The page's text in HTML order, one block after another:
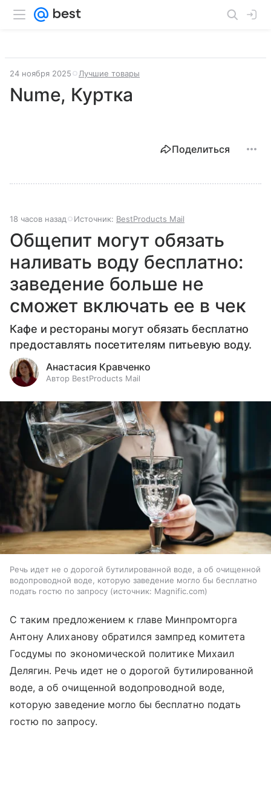
24 ноября 2025 Лучшие товары
Nume, Куртка
Поделиться
18 часов назад Источник: BestProducts Mail
Общепит могут обязать
наливать воду бесплатно:
заведение больше не
сможет включать ее в чек
Кафе и рестораны могут обязать бесплатно
предоставлять посетителям питьевую воду.
Анастасия Кравченко
Автор BestProducts Mail
Речь идет не о дорогой бутилированной воде, а об очищенной
водопроводной воде, которую заведение могло бы бесплатно
подать гостю по запросу
источник: Magnific.com
С таким предложением к главе Минпромторга
Антону Алиханову обратился зампред комитета
Госдумы по экономической политике Михаил
Делягин. Речь идет не о дорогой бутилированной
воде, а об очищенной водопроводной воде,
которую заведение могло бы бесплатно подать
гостю по запросу.